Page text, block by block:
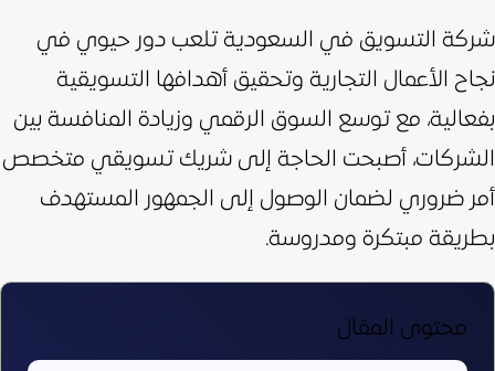
شركة التسويق في السعودية تلعب دور حيوي في
نجاح الأعمال التجارية وتحقيق أهدافها التسويقية
بفعالية، مع توسع السوق الرقمي وزيادة المنافسة بين
الشركات، أصبحت الحاجة إلى شريك تسويقي متخصص
أمر ضروري لضمان الوصول إلى الجمهور المستهدف
بطريقة مبتكرة ومدروسة.
محتوى المقال